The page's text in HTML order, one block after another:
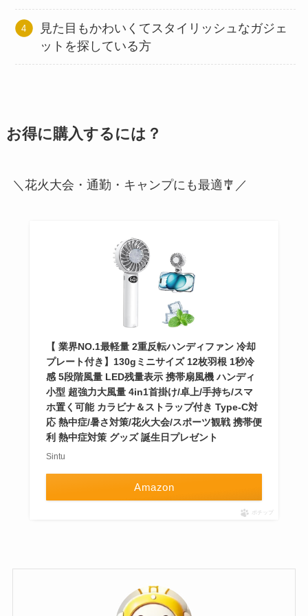
見た目もかわいくてスタイリッシュなガジェ
ットを探している方
お得に購入するには？
＼花火大会・通勤・キャンプにも最適🎐／
【 業界NO.1最軽量 2重反転ハンディファン 冷却
プレート付き】130gミニサイズ 12枚羽根 1秒冷
感 5段階風量 LED残量表示 携帯扇風機 ハンディ
小型 超強力大風量 4in1首掛け/卓上/手持ち/スマ
ホ置く可能 カラビナ＆ストラップ付き Type-C対
応 熱中症/暑さ対策/花火大会/スポーツ観戦 携帯便
利 熱中症対策 グッズ 誕生日プレゼント
Sintu
Amazon
ポチップ